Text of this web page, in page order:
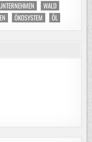
WALD
ÖKOSYSTEM ÖL